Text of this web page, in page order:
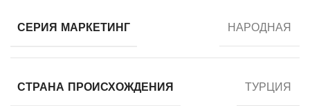
СЕРИЯ МАРКЕТИНГ НАРОДНАЯ
СТРАНА ПРОИСХОЖДЕНИЯ ТУРЦИЯ